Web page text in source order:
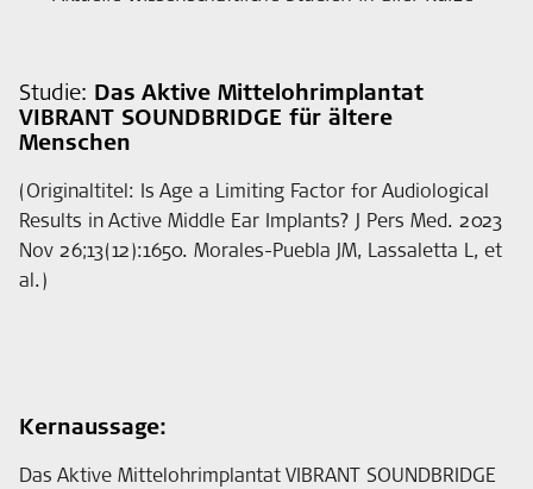
Studie: Das Aktive Mittelohrimplantat
VIBRANT SOUNDBRIDGE für ältere
Menschen
(Originaltitel: Is Age a Limiting Factor for Audiological
Results in Active Middle Ear Implants? J Pers Med. 2023
Nov 26;13(12):1650. Morales-Puebla JM, Lassaletta L, et
al.)
Kernaussage:
Das Aktive Mittelohrimplantat VIBRANT SOUNDBRIDGE